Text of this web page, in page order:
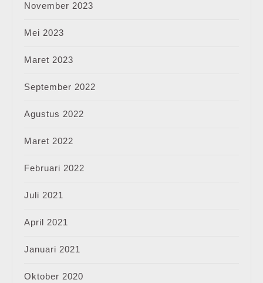
November 2023
Mei 2023
Maret 2023
September 2022
Agustus 2022
Maret 2022
Februari 2022
Juli 2021
April 2021
Januari 2021
Oktober 2020